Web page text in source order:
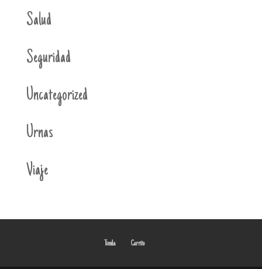
Salud
Seguridad
Uncategorized
Urnas
Viaje
Tienda Carrito